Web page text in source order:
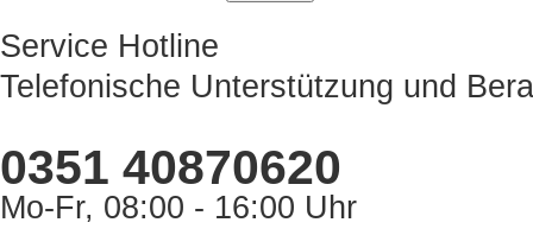
Service Hotline
Telefonische Unterstützung und
0351 40870620
Mo-Fr, 08:00 - 16:00 Uhr